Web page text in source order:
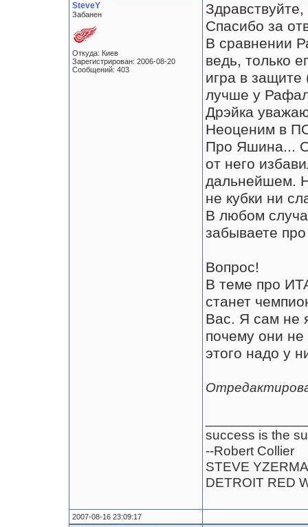
SteveY
Забанен
Откуда: Киев
Зарегистрирован: 2006-08-20
Сообщений: 403
Спасибо за
В сравнении
ведь, только
игра в защите
лучше у
Дрэйка
Неоценим в
Про Яшина...
от него
дальнейшем.
не кубки ни
В любом
забываете
Вопрос!
В теме про
станет
Вас. Я сам не
почему они не
этого надо у
success is the
--Robert Collier
STEVE
DETROIT RED
2007-08-16 23:09:17